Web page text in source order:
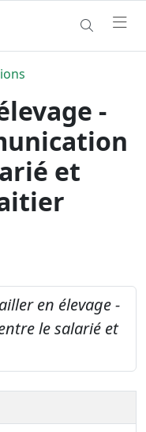
-
et
en élevage -
le salarié et